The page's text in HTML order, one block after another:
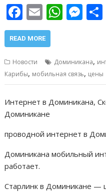
F
ac
e
b
o
o
k
E
m
ai
l
W
s
A
p
p
M
e
n
g
er
а
READ MORE
Новости Доминикана,
Карибы, мобильная связь, цены
Интернет в Доминикана,
Доминикане
проводной интернет в
Доминикана мобильный
работает.
Старлинк в Доминикане —